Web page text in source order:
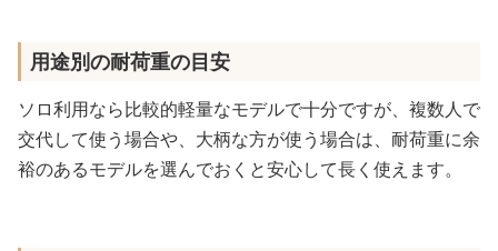
用途別の耐荷重の目安
ソロ利用なら比較的軽量なモデルで十分ですが、複数人で
交代して使う場合や、大柄な方が使う場合は、耐荷重に余
裕のあるモデルを選んでおくと安心して長く使えます。